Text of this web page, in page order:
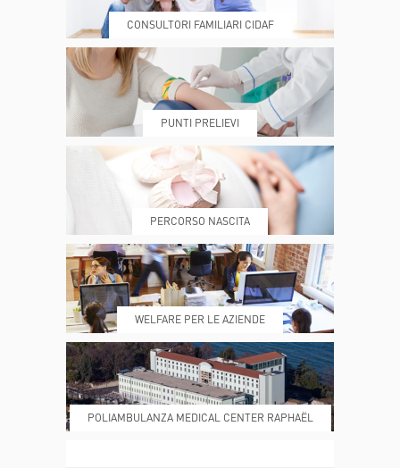
DOVE SIAMO ESAMI E VISITE
PRENOTA MY POLI
REFERTI REPARTI
DONA ORA MAGAZINE
CONSULTORI FAMILIARI CIDAF
PUNTI PRELIEVI
PERCORSO NASCITA
WELFARE PER LE AZIENDE
POLIAMBULANZA MEDICAL CENTER RAPHAËL